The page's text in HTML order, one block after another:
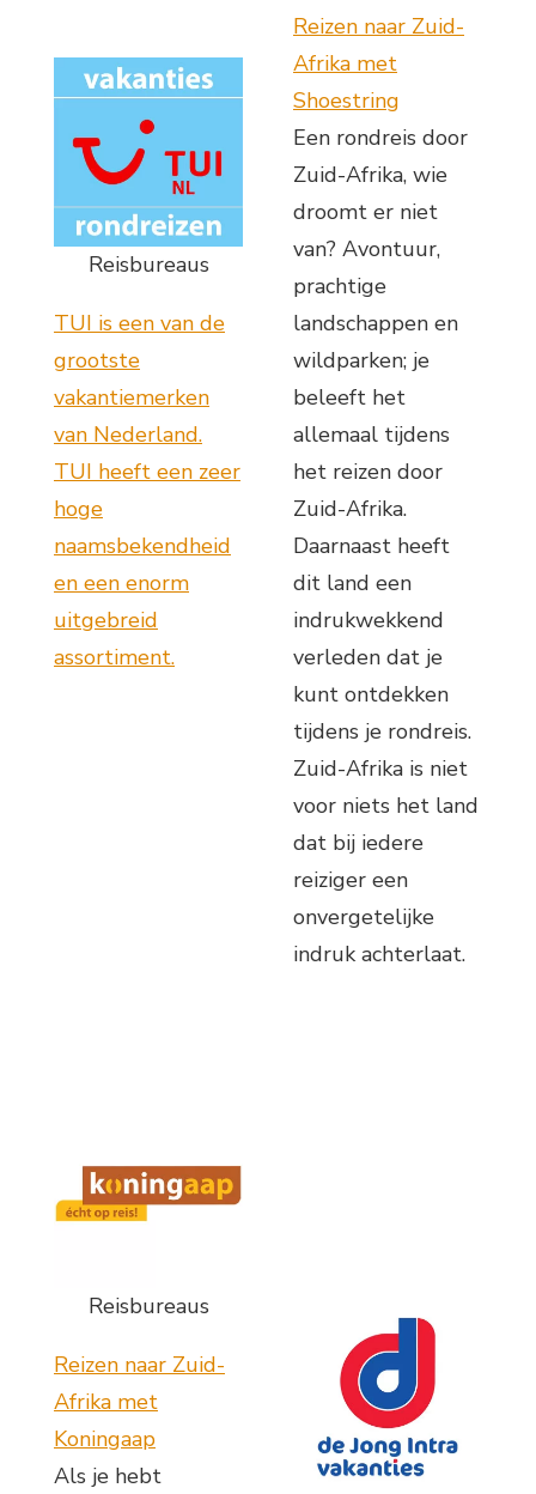
Reisbureaus
TUI is een van de
grootste
vakantiemerken
van Nederland.
TUI heeft een zeer
hoge
naamsbekendheid
en een enorm
uitgebreid
assortiment.
Reizen naar Zuid-
Afrika met
Shoestring
Een rondreis door
Zuid-Afrika, wie
droomt er niet
van? Avontuur,
prachtige
landschappen en
wildparken; je
beleeft het
allemaal tijdens
het reizen door
Zuid-Afrika.
Daarnaast heeft
dit land een
indrukwekkend
verleden dat je
kunt ontdekken
tijdens je rondreis.
Zuid-Afrika is niet
voor niets het land
dat bij iedere
reiziger een
onvergetelijke
indruk achterlaat.
Reisbureaus
Reizen naar Zuid-
Afrika met
Koningaap
Als je hebt